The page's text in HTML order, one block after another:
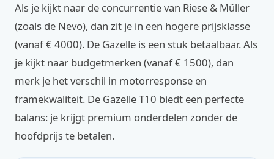
Als je kijkt naar de concurrentie van Riese & Müller
(zoals de Nevo), dan zit je in een hogere prijsklasse
(vanaf € 4000). De Gazelle is een stuk betaalbaar. Als
je kijkt naar budgetmerken (vanaf € 1500), dan
merk je het verschil in motorresponse en
framekwaliteit. De Gazelle T10 biedt een perfecte
balans: je krijgt premium onderdelen zonder de
hoofdprijs te betalen.